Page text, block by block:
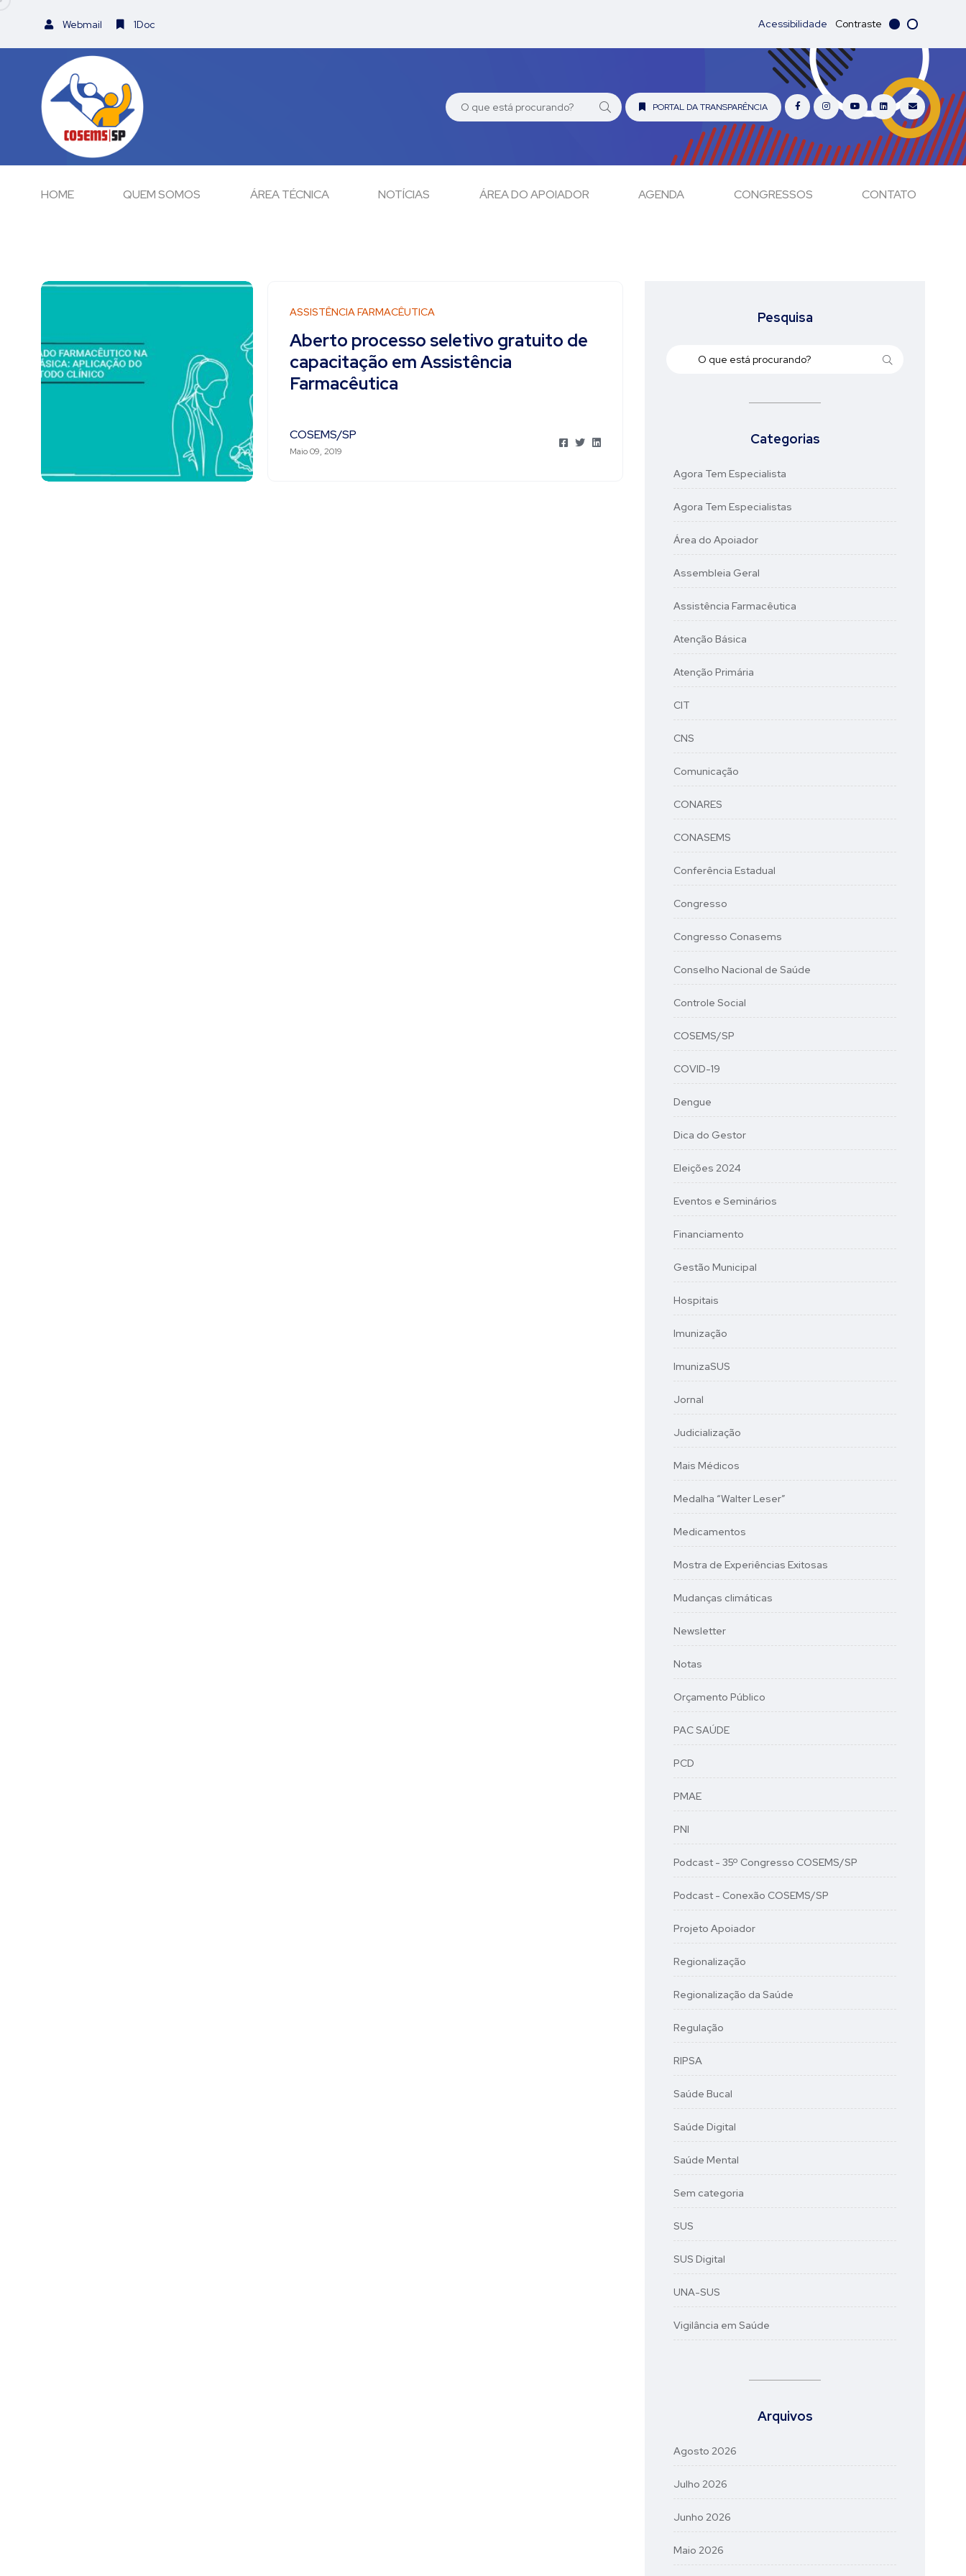
Webmail 1Doc Acessibilidade Contraste
PORTAL DA TRANSPARÊNCIA
HOME QUEM SOMOS ÁREA TÉCNICA NOTÍCIAS ÁREA DO APOIADOR AGENDA CONGRESSOS CONTATO
ASSISTÊNCIA FARMACÊUTICA
Aberto processo seletivo gratuito de
capacitação em Assistência
Farmacêutica
COSEMS/SP
Maio 09, 2019
Pesquisa
Categorias
Agora Tem Especialista
Agora Tem Especialistas
Área do Apoiador
Assembleia Geral
Assistência Farmacêutica
Atenção Básica
Atenção Primária
CIT
CNS
Comunicação
CONARES
CONASEMS
Conferência Estadual
Congresso
Congresso Conasems
Conselho Nacional de Saúde
Controle Social
COSEMS/SP
COVID-19
Dengue
Dica do Gestor
Eleições 2024
Eventos e Seminários
Financiamento
Gestão Municipal
Hospitais
Imunização
ImunizaSUS
Jornal
Judicialização
Mais Médicos
Medalha “Walter Leser”
Medicamentos
Mostra de Experiências Exitosas
Mudanças climáticas
Newsletter
Notas
Orçamento Público
PAC SAÚDE
PCD
PMAE
PNI
Podcast - 35º Congresso COSEMS/SP
Podcast - Conexão COSEMS/SP
Projeto Apoiador
Regionalização
Regionalização da Saúde
Regulação
RIPSA
Saúde Bucal
Saúde Digital
Saúde Mental
Sem categoria
SUS
SUS Digital
UNA-SUS
Vigilância em Saúde
Arquivos
Agosto 2026
Julho 2026
Junho 2026
Maio 2026